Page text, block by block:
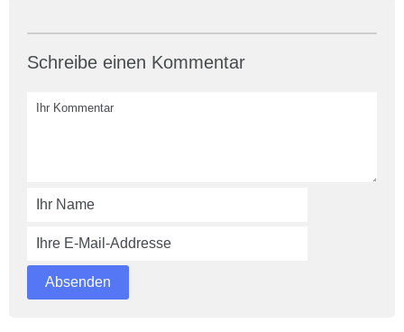
Schreibe einen Kommentar